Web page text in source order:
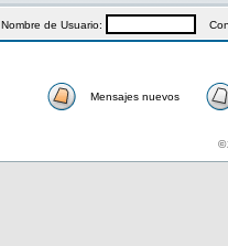
Nombre de Usuario:
Mensajes nuevos
©